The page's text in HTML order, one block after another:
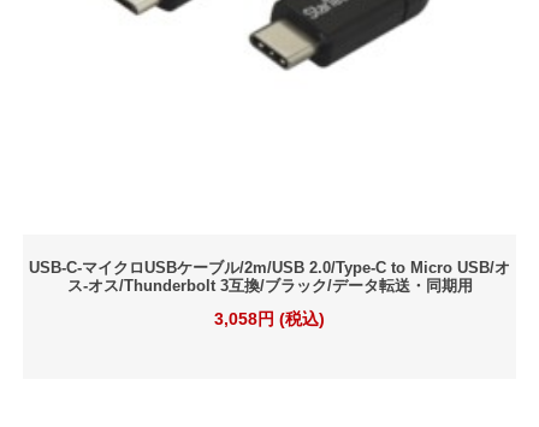
USB-C-マイクロUSBケーブル/2m/USB 2.0/Type-C to Micro USB/オ
ス-オス/Thunderbolt 3互換/ブラック/データ転送・同期用
3,058円 (税込)